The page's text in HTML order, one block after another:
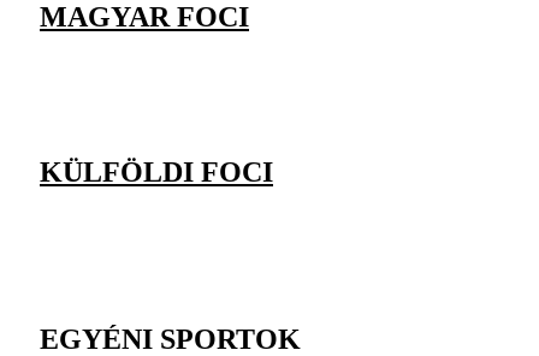
MAGYAR FOCI
KÜLFÖLDI FOCI
EGYÉNI SPORTOK